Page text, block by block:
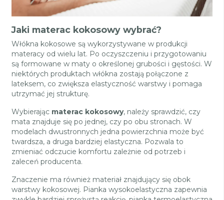
Jaki materac kokosowy wybrać?
Włókna kokosowe są wykorzystywane w produkcji
materacy od wielu lat. Po oczyszczeniu i przygotowaniu
są formowane w maty o określonej grubości i gęstości. W
niektórych produktach włókna zostają połączone z
lateksem, co zwiększa elastyczność warstwy i pomaga
utrzymać jej strukturę.
Wybierając materac kokosowy, należy sprawdzić, czy
mata znajduje się po jednej, czy po obu stronach. W
modelach dwustronnych jedna powierzchnia może być
twardsza, a druga bardziej elastyczna. Pozwala to
zmieniać odczucie komfortu zależnie od potrzeb i
zaleceń producenta.
Znaczenie ma również materiał znajdujący się obok
warstwy kokosowej. Pianka wysokoelastyczna zapewnia